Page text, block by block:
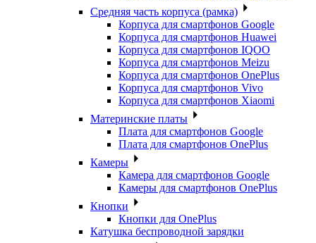
Средняя часть корпуса (рамка)
Корпуса для смартфонов Google
Корпуса для смартфонов Huawei
Корпуса для смартфонов IQOO
Корпуса для смартфонов Meizu
Корпуса для смартфонов OnePlus
Корпуса для смартфонов Vivo
Корпуса для смартфонов Xiaomi
Материнские платы
Плата для смартфонов Google
Плата для смартфонов OnePlus
Камеры
Камера для смартфонов Google
Камеры для смартфонов OnePlus
Кнопки
Кнопки для OnePlus
Катушка беспроводной зарядки